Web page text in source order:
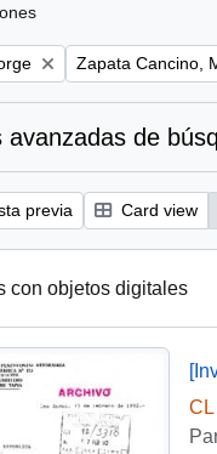
Remove filter:
Zapata Cancino,
avanzadas de
previa Card view
con objetos digitales